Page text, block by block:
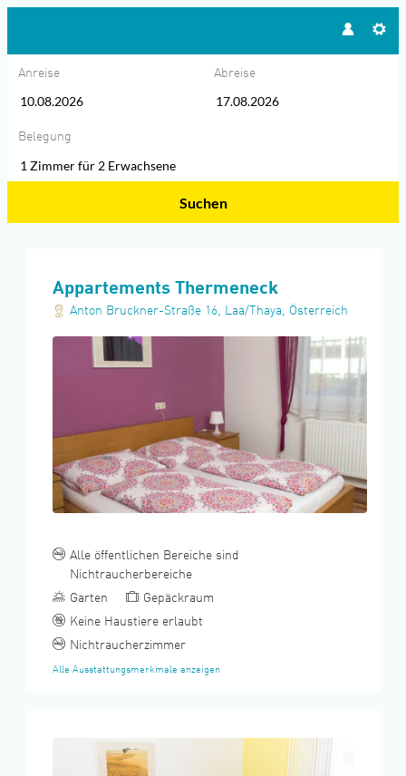
Anreise Abreise
Belegung
1 Zimmerfür 2 Erwachsene
Suchen
Appartements Thermeneck
Anton Bruckner-Straße 16, Laa/Thaya, Österreich
Alle öffentlichen Bereiche sind
Nichtraucherbereiche
Garten
Gepäckraum
Keine Haustiere erlaubt
Nichtraucherzimmer
Alle Ausstattungsmerkmale anzeigen